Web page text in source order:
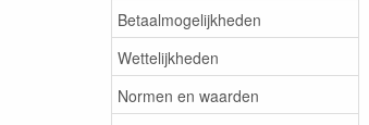
Betaalmogelijkheden
Wettelijkheden
Normen en waarden